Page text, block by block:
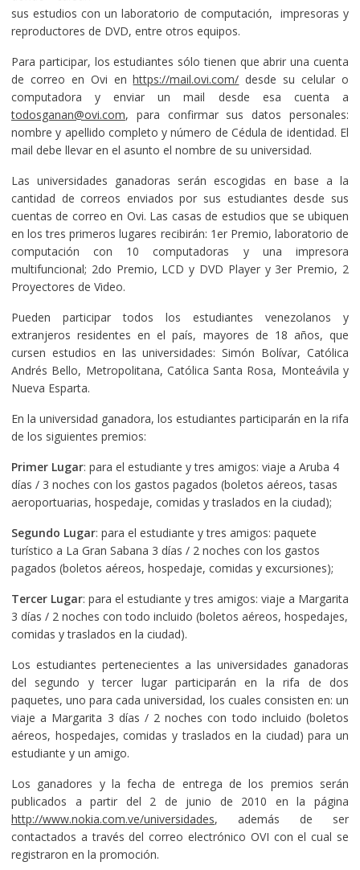
sus estudios con un laboratorio de computación, impresoras y
reproductores de DVD, entre otros equipos.
Para participar, los estudiantes sólo tienen que abrir una cuenta
de correo en Ovi enhttps://mail.ovi.com/ desde su celular o
computadora y enviar un mail desde esa cuenta a
todosganan@ovi.com, para confirmar sus datos personales:
nombre y apellido completo y número de Cédula de identidad. El
mail debe llevar en el asunto el nombre de su universidad.
Las universidades ganadoras serán escogidas en base a la
cantidad de correos enviados por sus estudiantes desde sus
cuentas de correo en Ovi. Las casas de estudios que se ubiquen
en los tres primeros lugares recibirán: 1er Premio, laboratorio de
computación con 10 computadoras y una impresora
multifuncional; 2do Premio, LCD y DVD Player y 3er Premio, 2
Proyectores de Video.
Pueden participar todos los estudiantes venezolanos y
extranjeros residentes en el país, mayores de 18 años, que
cursen estudios en las universidades: Simón Bolívar, Católica
Andrés Bello, Metropolitana, Católica Santa Rosa, Monteávila y
Nueva Esparta.
En la universidad ganadora, los estudiantes participarán en la rifa
de los siguientes premios:
Primer Lugar: para el estudiante y tres amigos: viaje a Aruba 4
días / 3 noches con los gastos pagados (boletos aéreos, tasas
aeroportuarias, hospedaje, comidas y traslados en la ciudad);
Segundo Lugar: para el estudiante y tres amigos: paquete
turístico a La Gran Sabana 3 días / 2 noches con los gastos
pagados (boletos aéreos, hospedaje, comidas y excursiones);
Tercer Lugar: para el estudiante y tres amigos: viaje a Margarita
3 días / 2 noches con todo incluido (boletos aéreos, hospedajes,
comidas y traslados en la ciudad).
Los estudiantes pertenecientes a las universidades ganadoras
del segundo y tercer lugar participarán en la rifa de dos
paquetes, uno para cada universidad, los cuales consisten en: un
viaje a Margarita 3 días / 2 noches con todo incluido (boletos
aéreos, hospedajes, comidas y traslados en la ciudad) para un
estudiante y un amigo.
Los ganadores y la fecha de entrega de los premios serán
publicados a partir del 2 de junio de 2010 en la página
http://www.nokia.com.ve/universidades, además de ser
contactados a través del correo electrónico OVI con el cual se
registraron en la promoción.